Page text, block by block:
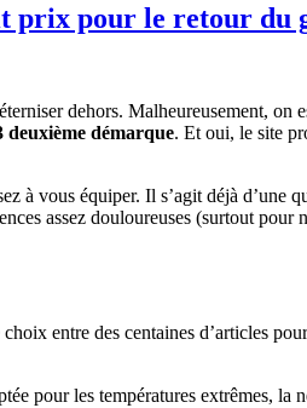
prix pour le retour du
dehors. Malheureusement,
deuxième démarque. Et oui, le site
à vous équiper. Il s’agit déjà d’une
assez douloureuses (surtout
choix entre des centaines d’articles
pour les températures extrêmes,